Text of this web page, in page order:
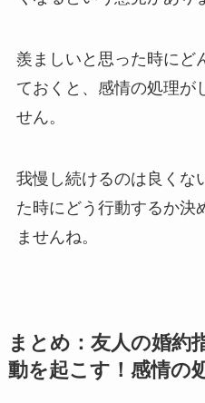
羨ましいと思った時にど
ておくと、感情の処理が
せん。
我慢し続けるのは良くな
た時にどう行動するか決
ませんね。
まとめ：友人の婚約
動を起こす！感情の